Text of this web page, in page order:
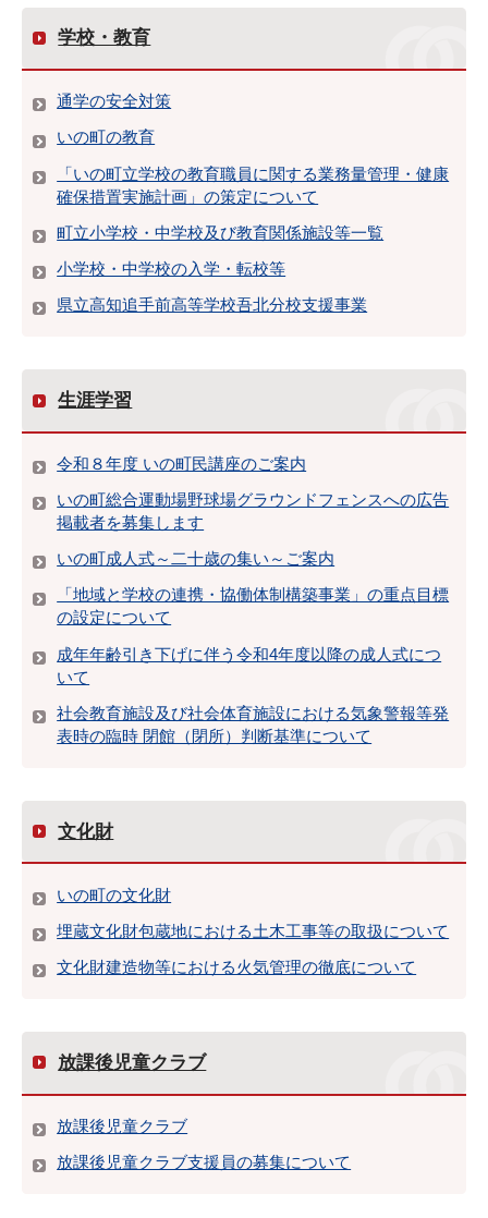
学校・教育
通学の安全対策
いの町の教育
「いの町立学校の教育職員に関する業務量管理・健康
確保措置実施計画」の策定について
町立小学校・中学校及び教育関係施設等一覧
小学校・中学校の入学・転校等
県立高知追手前高等学校吾北分校支援事業
生涯学習
令和８年度 いの町民講座のご案内
いの町総合運動場野球場グラウンドフェンスへの広告
掲載者を募集します
いの町成人式～二十歳の集い～ご案内
「地域と学校の連携・協働体制構築事業」の重点目標
の設定について
成年年齢引き下げに伴う令和4年度以降の成人式につ
いて
社会教育施設及び社会体育施設における気象警報等発
表時の臨時 閉館（閉所）判断基準について
文化財
いの町の文化財
埋蔵文化財包蔵地における土木工事等の取扱について
文化財建造物等における火気管理の徹底について
放課後児童クラブ
放課後児童クラブ
放課後児童クラブ支援員の募集について